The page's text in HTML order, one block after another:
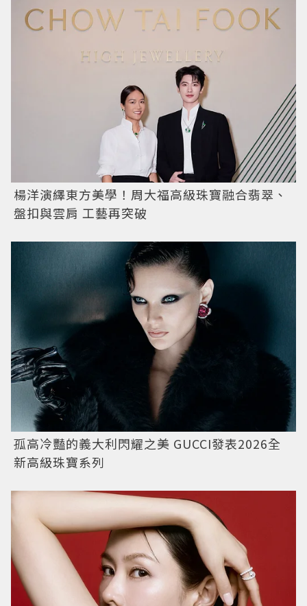
楊洋演繹東方美學！周大福高級珠寶融合翡翠、
盤扣與雲肩 工藝再突破
孤高冷豔的義大利閃耀之美 GUCCI發表2026全
新高級珠寶系列